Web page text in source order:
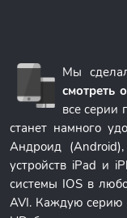
Мы
смотреть
все серии
станет намного
Андроид
устройств iPad и
системы IOS в
AVI. Каждую серию